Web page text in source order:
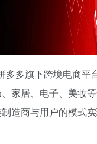
多多旗下跨境电商平
家居、电子、美妆
造商与用户的模式